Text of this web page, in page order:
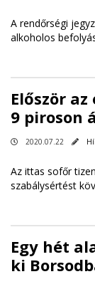
A rendőrségi
alkoholos
Először
9 piroson
2020.07.22
Az ittas sofőr
szabálysértést
Egy hét
ki